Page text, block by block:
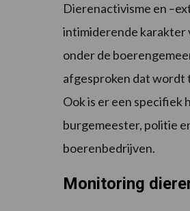
Dierenactivisme en
intimiderende karakter
onder de
afgesproken dat wordt
Ook is er een specifiek
burgemeester, politie
boerenbedrijven.
Monitoring